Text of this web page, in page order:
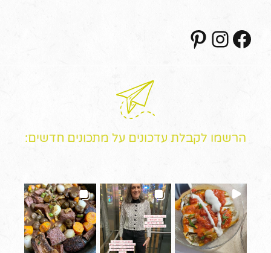
Facebook
Instagram
הרשמו לקבלת עדכונים על מתכונים חדשים: